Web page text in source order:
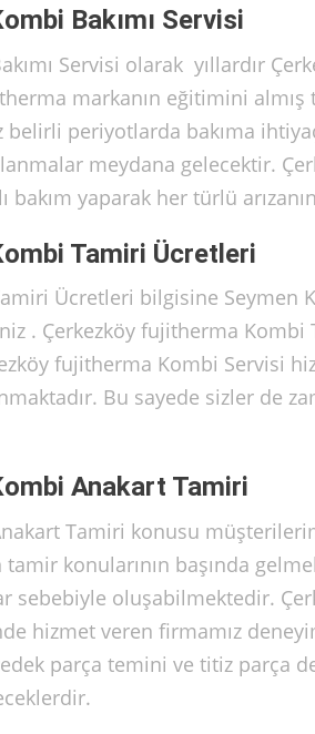
Bakımı Servisi
Servisi olarak yıllardır
markanın eğitimini
periyotlarda bakıma
meydana gelecektir.
yaparak her türlü
Tamiri Ücretleri
Ücretleri bilgisine Seymen
. Çerkezköy fujitherma
fujitherma Kombi Servisi
Bu sayede sizler de
Anakart Tamiri
Tamiri konusu
konularının başında
sebebiyle oluşabilmektedir.
hizmet veren firmamız
parça temini ve titiz parça